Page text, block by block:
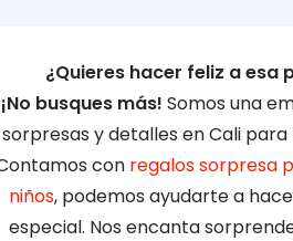
¿Quieres hacer feliz a esa
¡No busques más! Somos una
sorpresas y detalles en Cali
con regalos sorpresa
niños, podemos ayudarte a
especial. Nos encanta